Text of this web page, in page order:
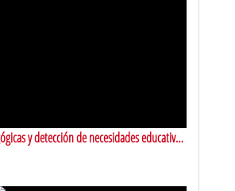
y detección de necesidades educativas